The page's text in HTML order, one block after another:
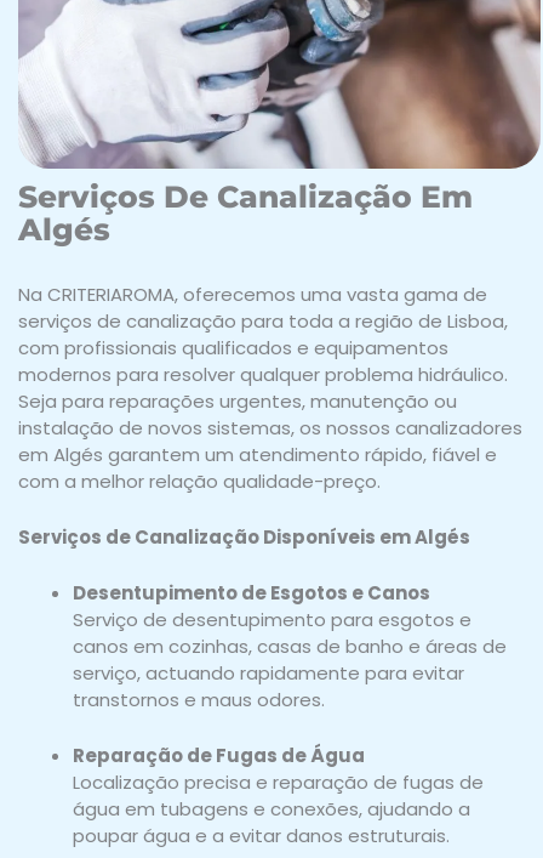
Serviços De Canalização Em
Algés
Na CRITERIAROMA, oferecemos uma vasta gama de
serviços de canalização para toda a região de Lisboa,
com profissionais qualificados e equipamentos
modernos para resolver qualquer problema hidráulico.
Seja para reparações urgentes, manutenção ou
instalação de novos sistemas, os nossos canalizadores
em Algés garantem um atendimento rápido, fiável e
com a melhor relação qualidade-preço.
Serviços de Canalização Disponíveis em Algés
Desentupimento de Esgotos e Canos
Serviço de desentupimento para esgotos e
canos em cozinhas, casas de banho e áreas de
serviço, actuando rapidamente para evitar
transtornos e maus odores.
Reparação de Fugas de Água
Localização precisa e reparação de fugas de
água em tubagens e conexões, ajudando a
poupar água e a evitar danos estruturais.